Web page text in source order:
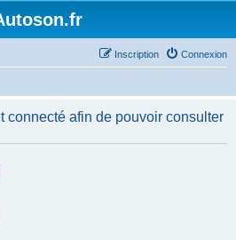
Connexion
Inscription
connecté afin de pouvoir consulter